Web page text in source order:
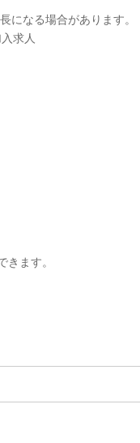
になる場合があります。
求人
ます。